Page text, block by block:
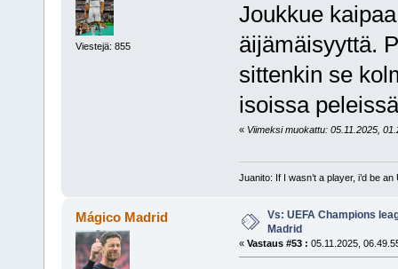
Viestejä: 855
Joukkue
äijämäisyyttä.
sittenkin se
isoissa
« Viimeksi muokattu: 05.11.2025,
Juanito: If I wasn’t a player, i’d be an
Mágico Madrid
Vs: UEFA Champions
Madrid
« Vastaus #53 : 05.11.2025,